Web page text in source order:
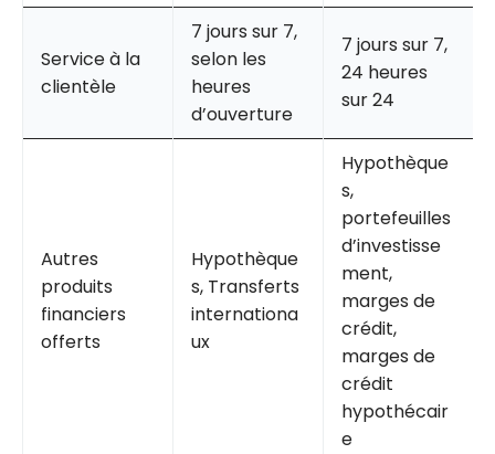
Service à la
clientèle
7 jours sur 7,
selon les
heures
d’ouverture
7 jours sur 7,
24 heures
sur 24
Autres
produits
financiers
offerts
Hypothèque
s, Transferts
internationa
ux
Hypothèque
s,
portefeuilles
d’investisse
ment,
marges de
crédit,
marges de
crédit
hypothécair
e